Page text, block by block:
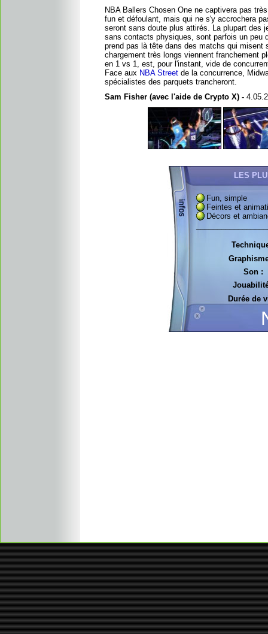
NBA Ballers Chosen One ne captivera pas
fun et défoulant, mais qui ne s'y accrochera
seront sans doute plus attirés. La plupart des
sans contacts physiques, sont parfois un peu
prend pas là tête dans des matchs qui
chargement très longs viennent franchement
en 1 vs 1, est, pour l'instant, vide de
Face aux NBA Streetde la concurrence,
spécialistes des parquets trancheront.
Sam Fisher (avec l'aide de Crypto X) -
LES
Fun, simple
Feintes et
Décors et
Son :
Durée de